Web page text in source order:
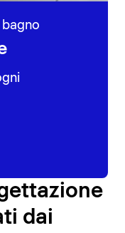
dai